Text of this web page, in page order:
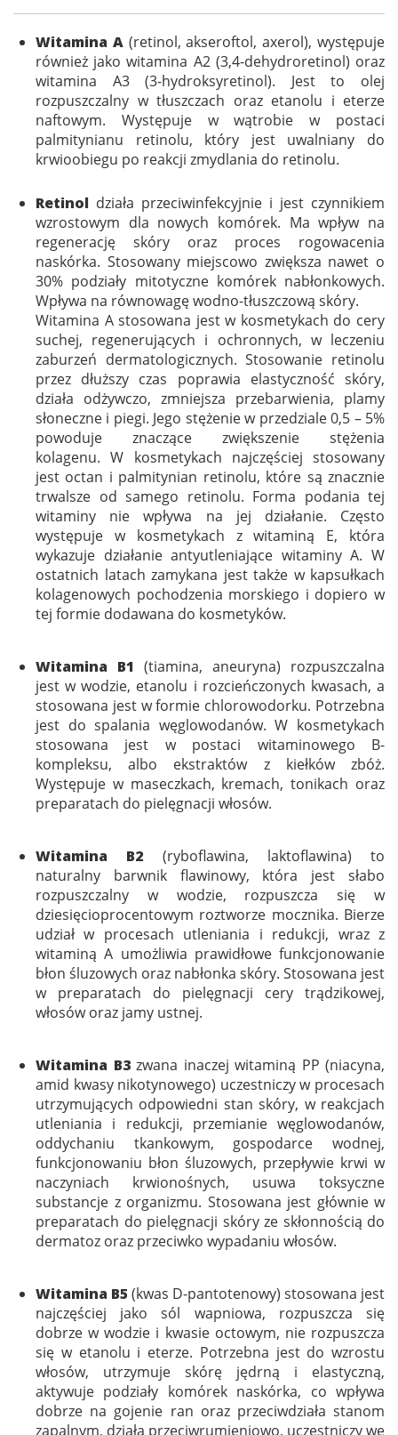
Witamina A (retinol, akseroftol, axerol), występuje
również jako witamina A2 (3,4-dehydroretinol) oraz
witamina A3 (3-hydroksyretinol). Jest to olej
rozpuszczalny w tłuszczach oraz etanolu i eterze
naftowym. Występuje w wątrobie w postaci
palmitynianu retinolu, który jest uwalniany do
krwioobiegu po reakcji zmydlania do retinolu.
Retinol działa przeciwinfekcyjnie i jest czynnikiem
wzrostowym dla nowych komórek. Ma wpływ na
regenerację skóry oraz proces rogowacenia
naskórka. Stosowany miejscowo zwiększa nawet o
30% podziały mitotyczne komórek nabłonkowych.
Wpływa na równowagę wodno-tłuszczową skóry.
Witamina A stosowana jest w kosmetykach do cery
suchej, regenerujących i ochronnych, w leczeniu
zaburzeń dermatologicznych. Stosowanie retinolu
przez dłuższy czas poprawia elastyczność skóry,
działa odżywczo, zmniejsza przebarwienia, plamy
słoneczne i piegi. Jego stężenie w przedziale 0,5 – 5%
powoduje znaczące zwiększenie stężenia
kolagenu. W kosmetykach najczęściej stosowany
jest octan i palmitynian retinolu, które są znacznie
trwalsze od samego retinolu. Forma podania tej
witaminy nie wpływa na jej działanie. Często
występuje w kosmetykach z witaminą E, która
wykazuje działanie antyutleniające witaminy A. W
ostatnich latach zamykana jest także w kapsułkach
kolagenowych pochodzenia morskiego i dopiero w
tej formie dodawana do kosmetyków.
Witamina B1 (tiamina, aneuryna) rozpuszczalna
jest w wodzie, etanolu i rozcieńczonych kwasach, a
stosowana jest w formie chlorowodorku. Potrzebna
jest do spalania węglowodanów. W kosmetykach
stosowana jest w postaci witaminowego B-
kompleksu, albo ekstraktów z kiełków zbóż.
Występuje w maseczkach, kremach, tonikach oraz
preparatach do pielęgnacji włosów.
Witamina B2 (ryboflawina, laktoflawina) to
naturalny barwnik flawinowy, która jest słabo
rozpuszczalny w wodzie, rozpuszcza się w
dziesięcioprocentowym roztworze mocznika. Bierze
udział w procesach utleniania i redukcji, wraz z
witaminą A umożliwia prawidłowe funkcjonowanie
błon śluzowych oraz nabłonka skóry. Stosowana jest
w preparatach do pielęgnacji cery trądzikowej,
włosów oraz jamy ustnej.
Witamina B3 zwana inaczej witaminą PP (niacyna,
amid kwasy nikotynowego) uczestniczy w procesach
utrzymujących odpowiedni stan skóry, w reakcjach
utleniania i redukcji, przemianie węglowodanów,
oddychaniu tkankowym, gospodarce wodnej,
funkcjonowaniu błon śluzowych, przepływie krwi w
naczyniach krwionośnych, usuwa toksyczne
substancje z organizmu. Stosowana jest głównie w
preparatach do pielęgnacji skóry ze skłonnością do
dermatoz oraz przeciwko wypadaniu włosów.
Witamina B5 (kwas D-pantotenowy) stosowana jest
najczęściej jako sól wapniowa, rozpuszcza się
dobrze w wodzie i kwasie octowym, nie rozpuszcza
się w etanolu i eterze. Potrzebna jest do wzrostu
włosów, utrzymuje skórę jędrną i elastyczną,
aktywuje podziały komórek naskórka, co wpływa
dobrze na gojenie ran oraz przeciwdziała stanom
zapalnym, działa przeciwrumieniowo, uczestniczy we